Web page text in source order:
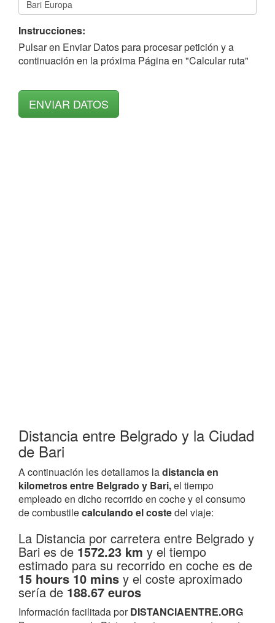
Instrucciones:
Pulsar en Enviar Datos para procesar petición y a
continuación en la próxima Página en "Calcular ruta"
Distancia entre Belgrado y la Ciudad
de Bari
A continuación les detallamos ladistancia en
kilometros entre Belgrado y Bari,el tiempo
empleado en dicho recorrido en coche y el consumo
de combustilecalculando el costedel viaje:
La Distancia por carretera entre Belgrado y
Bari es de 1572.23 km y el tiempo
estimado para su recorrido en coche es de
15 hours 10 mins y el coste aproximado
sería de 188.67 euros
Información facilitada porDISTANCIAENTRE.ORG